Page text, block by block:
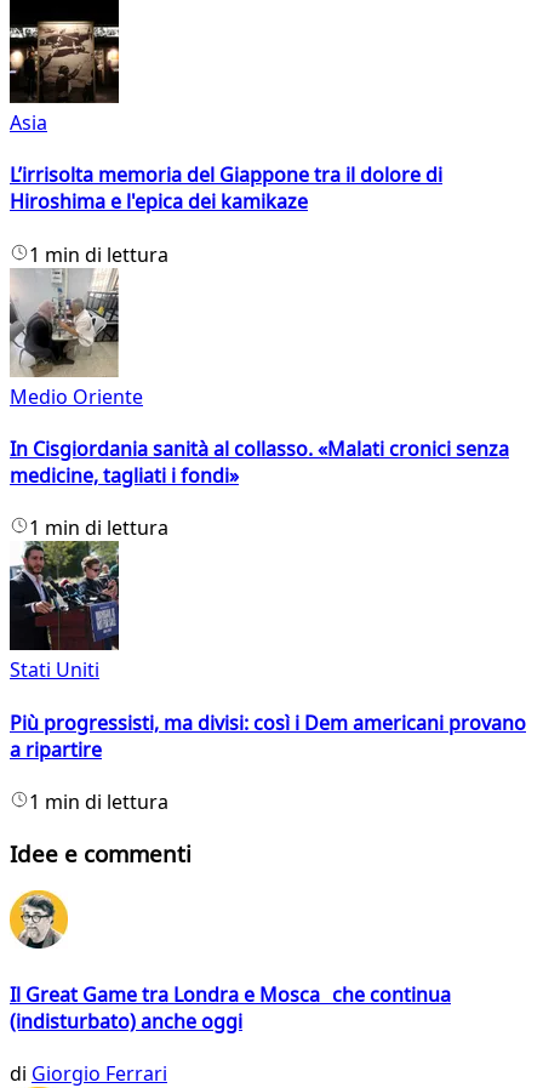
Asia
L’irrisolta memoria del Giappone tra il dolore di
Hiroshima e l'epica dei kamikaze
1 min di lettura
Medio Oriente
In Cisgiordania sanità al collasso. «Malati cronici senza
medicine, tagliati i fondi»
1 min di lettura
Stati Uniti
Più progressisti, ma divisi: così i Dem americani provano
a ripartire
1 min di lettura
Idee e commenti
Il Great Game tra Londra e Mosca che continua
(indisturbato) anche oggi
di Giorgio Ferrari